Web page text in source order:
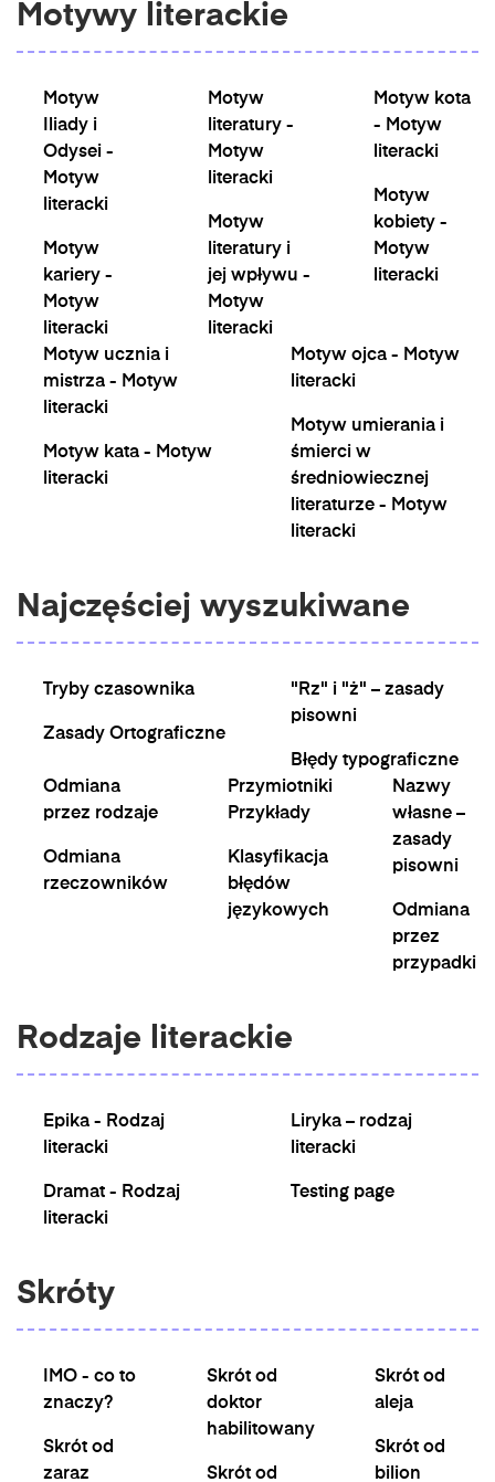
Motywy literackie
Motyw
Iliady i
Odysei -
Motyw
literacki
Motyw
kariery -
Motyw
literacki
Motyw
literatury -
Motyw
literacki
Motyw
literatury i
jej wpływu -
Motyw
literacki
Motyw kota
- Motyw
literacki
Motyw
kobiety -
Motyw
literacki
Motyw ucznia i
mistrza - Motyw
literacki
Motyw kata - Motyw
literacki
Motyw ojca - Motyw
literacki
Motyw umierania i
śmierci w
średniowiecznej
literaturze - Motyw
literacki
Najczęściej wyszukiwane
Tryby czasownika
Zasady Ortograficzne
"Rz" i "ż" – zasady
pisowni
Błędy typograficzne
Odmiana
przez rodzaje
Odmiana
rzeczowników
Przymiotniki
Przykłady
Klasyfikacja
błędów
językowych
Nazwy
własne –
zasady
pisowni
Odmiana
przez
przypadki
Rodzaje literackie
Epika - Rodzaj
literacki
Dramat - Rodzaj
literacki
Liryka – rodzaj
literacki
Testing page
Skróty
IMO - co to
znaczy?
Skrót od
zaraz
Skrót od
doktor
habilitowany
Skrót od
Skrót od
aleja
Skrót od
bilion